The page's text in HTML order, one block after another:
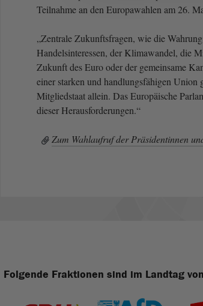
Teilnahme an den Europawahlen am 26.
„Zentrale Zukunftsfragen, wie die
Handelsinteressen, der Klimawandel, die
Zukunft des Euro oder der gemeinsame
einer starken und handlungsfähigen Union
Mitgliedstaat allein. Das Europäische
dieser Herausforderungen.“
Zum Wahlaufruf der Präsidentinnen
Folgende Fraktionen sind im Landtag